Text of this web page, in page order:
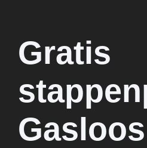
Gratis
Gasloos